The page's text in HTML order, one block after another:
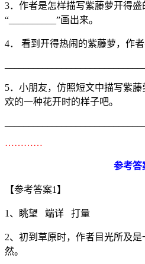
3．作者是怎样描写紫藤萝开得盛
“__________”画出来。
4． 看到开得热闹的紫藤萝，作者
5．小朋友，仿照短文中描写紫
欢的一种花开时的样子吧。
…………
参考答
【参考答案1】
1、眺望 端详 打量
2、初到草原时，作者目光所及
然。